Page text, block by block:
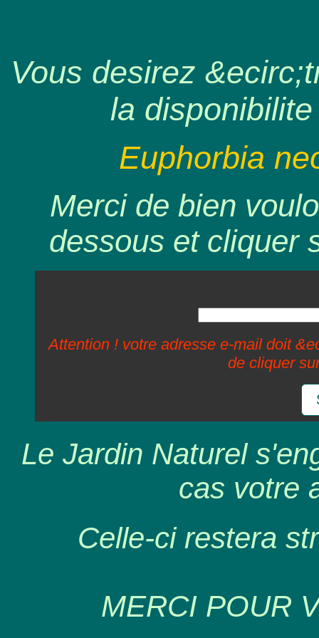
Vous desirez
la
Euphorbia
Merci de bien
dessous et cliquer
Attention ! votre adresse e-mail doit
de cliquer
Le Jardin Naturel
cas votre
Celle-ci restera
MERCI POUR